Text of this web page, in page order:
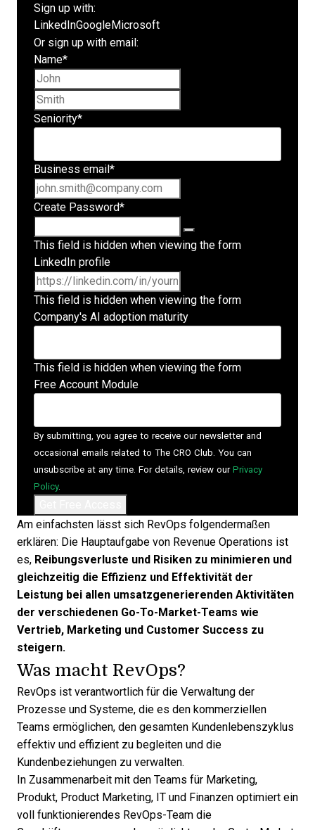
Sign up with:
LinkedInGoogleMicrosoft
Or sign up with email:
Name*
Seniority*
Business email *
Create Password*
This field is hidden when viewing the form
LinkedIn profile
This field is hidden when viewing the form
Company's AI adoption maturity
This field is hidden when viewing the form
Free Account Module
By submitting, you agree to receive our newsletter and
occasional emails related to The CRO Club. You can
unsubscribe at any time. For details, review our Privacy
Policy.
Am einfachsten lässt sich RevOps folgendermaßen
erklären: Die Hauptaufgabe von Revenue Operations ist
es, Reibungsverluste und Risiken zu minimieren und
gleichzeitig die Effizienz und Effektivität der
Leistung bei allen umsatzgenerierenden Aktivitäten
der verschiedenen Go-To-Market-Teams wie
Vertrieb, Marketing und Customer Success zu
steigern.
Was macht RevOps?
RevOps ist verantwortlich für die Verwaltung der
Prozesse und Systeme, die es den kommerziellen
Teams ermöglichen, den gesamten Kundenlebenszyklus
effektiv und effizient zu begleiten und die
Kundenbeziehungen zu verwalten.
In Zusammenarbeit mit den Teams für Marketing,
Produkt, Product Marketing, IT und Finanzen optimiert ein
voll funktionierendes RevOps-Team die